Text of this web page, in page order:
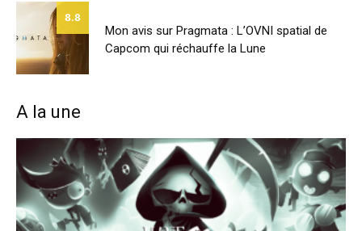
8.8
Mon avis sur Pragmata : L’OVNI spatial de
Capcom qui réchauffe la Lune
A la une